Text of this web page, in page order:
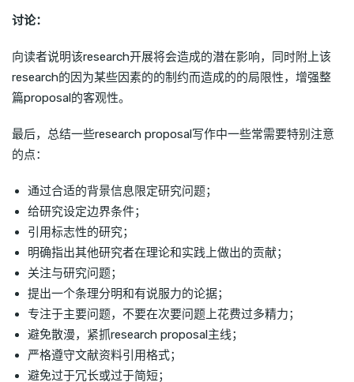
讨论：
向读者说明该research开展将会造成的潜在影响，同时附上该
research的因为某些因素的的制约而造成的的局限性，增强整
篇proposal的客观性。
最后，总结一些research proposal写作中一些常需要特别注意
的点：
通过合适的背景信息限定研究问题；
给研究设定边界条件；
引用标志性的研究；
明确指出其他研究者在理论和实践上做出的贡献；
关注与研究问题；
提出一个条理分明和有说服力的论据；
专注于主要问题，不要在次要问题上花费过多精力；
避免散漫，紧抓research proposal主线；
严格遵守文献资料引用格式；
避免过于冗长或过于简短；